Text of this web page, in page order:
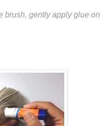
brush, gently apply glue on